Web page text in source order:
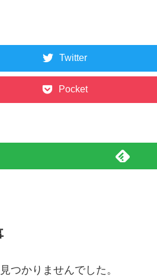
Twitter
Pocket
つかりませんでした。